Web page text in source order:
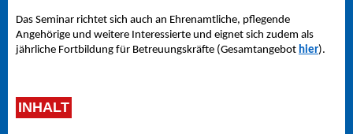
Das Seminar richtet sich auch an Ehrenamtliche, pflegende
Angehörige und weitere Interessierte und eignet sich zudem als
jährliche Fortbildung für Betreuungskräfte (Gesamtangebot hier).
INHALT